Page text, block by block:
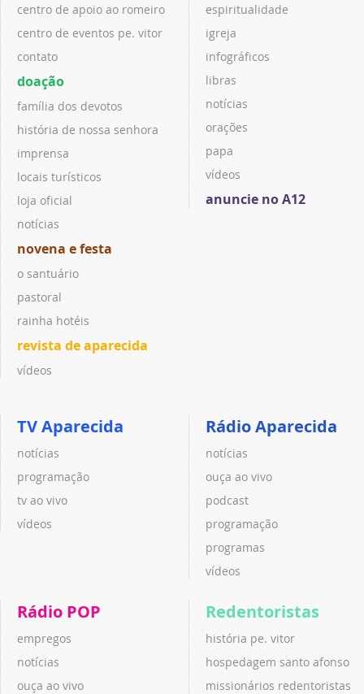
centro de apoio ao romeiro
centro de eventos pe. vitor
contato
doação
família dos devotos
história de nossa senhora
imprensa
locais turísticos
loja oficial
notícias
novena e festa
o santuário
pastoral
rainha hotéis
revista de aparecida
vídeos
espiritualidade
igreja
infográficos
libras
notícias
orações
papa
vídeos
anuncie no A12
TV Aparecida
notícias
programação
tv ao vivo
vídeos
Rádio Aparecida
notícias
ouça ao vivo
podcast
programação
programas
vídeos
Rádio POP
empregos
notícias
ouça ao vivo
Redentoristas
história pe. vitor
hospedagem santo afonso
missionários redentoristas